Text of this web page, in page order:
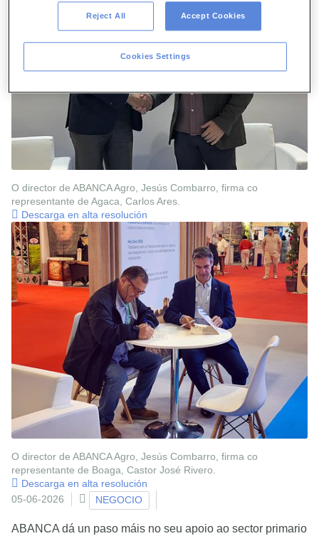
O director de ABANCA Agro, Jesús Combarro, firma co
representante de Agaca, Carlos Ares.
Descarga en alta resolución
O director de ABANCA Agro, Jesús Combarro, firma co
representante de Boaga, Castor José Rivero.
Descarga en alta resolución
05-06-2026
NEGOCIO
ABANCA dá un paso máis no seu apoio ao sector primario
Cookies Settings
Reject All Accept Cookies